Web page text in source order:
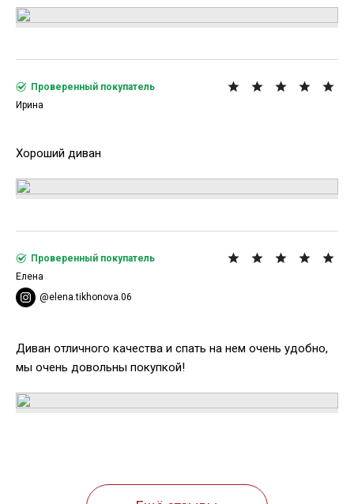
Хороший диван
Проверенный покупатель
Ирина
Диван отличного качества и спать на нем очень удобно,
мы очень довольны покупкой!
Проверенный покупатель
Елена
@elena.tikhonova.06